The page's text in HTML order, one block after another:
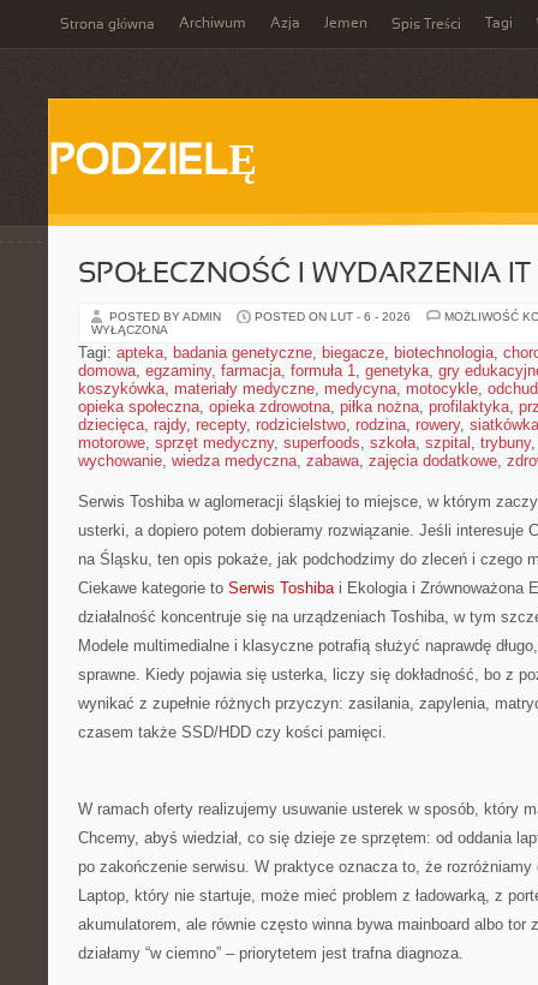
Strona główna Archiwum Azja Jemen Spis Treści Tagi
PODZIELĘ
SPOŁECZNOŚĆ I WYDARZENIA IT
POSTED BY ADMIN POSTED ON LUT - 6 - 2026
MOŻLIWOŚĆ
WYŁĄCZONA
Tagi: apteka, badania genetyczne, biegacze, biotechnologia,
domowa, egzaminy, farmacja, formuła 1, genetyka, gry
koszykówka, materiały medyczne, medycyna, motocykle,
opieka społeczna, opieka zdrowotna, piłka nożna, profilaktyka,
dziecięca, rajdy, recepty, rodzicielstwo, rodzina, rowery, siatkówka
motorowe, sprzęt medyczny, superfoods, szkoła, szpital , trybuny
wychowanie, wiedza medyczna, zabawa, zajęcia dodatkowe,
Serwis Toshiba w aglomeracji śląskiej to miejsce, w którym
usterki, a dopiero potem dobieramy rozwiązanie. Jeśli interesuje
na Śląsku, ten opis pokaże, jak podchodzimy do zleceń i czego
Ciekawe kategorie to Serwis Toshibai Ekologia i Zrównoważona
działalność koncentruje się na urządzeniach Toshiba, w tym
Modele multimedialne i klasyczne potrafią służyć naprawdę
sprawne. Kiedy pojawia się usterka, liczy się dokładność, bo z
wynikać z zupełnie różnych przyczyn: zasilania, zapylenia,
czasem także SSD/HDD czy kości pamięci.
W ramach oferty realizujemy usuwanie usterek w sposób, który
Chcemy, abyś wiedział, co się dzieje ze sprzętem: od oddania
po zakończenie serwisu. W praktyce oznacza to, że rozróżniamy
Laptop, który nie startuje, może mieć problem z ładowarką, z
akumulatorem, ale równie często winna bywa mainboard albo tor
działamy “w ciemno” – priorytetem jest trafna diagnoza.